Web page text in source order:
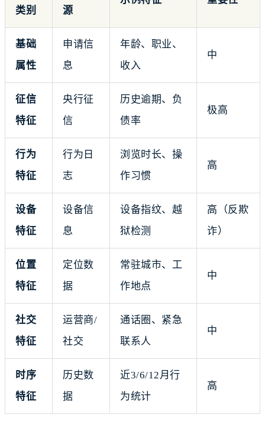
类别 源
基础
属性
申请信
息
年龄、职业、
收入
中
征信
特征
央行征
信
历史逾期、负
债率
极高
行为
特征
行为日
志
浏览时长、操
作习惯
高
设备
特征
设备信
息
设备指纹、越
狱检测
高（反欺
诈）
位置
特征
定位数
据
常驻城市、工
作地点
中
社交
特征
运营商/
社交
通话圈、紧急
联系人
中
时序
特征
历史数
据
近3/6/12月行
为统计
高